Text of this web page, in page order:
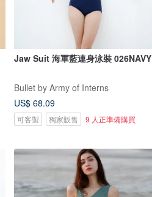
Jaw Suit 海軍藍連身泳裝 026NAVY
Bullet by Army of Interns
US$ 68.09
可客製 獨家販售 9 人正準備購買